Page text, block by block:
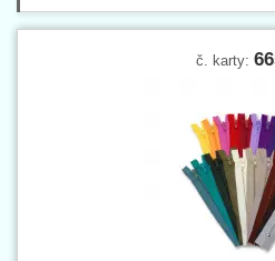
č. karty: